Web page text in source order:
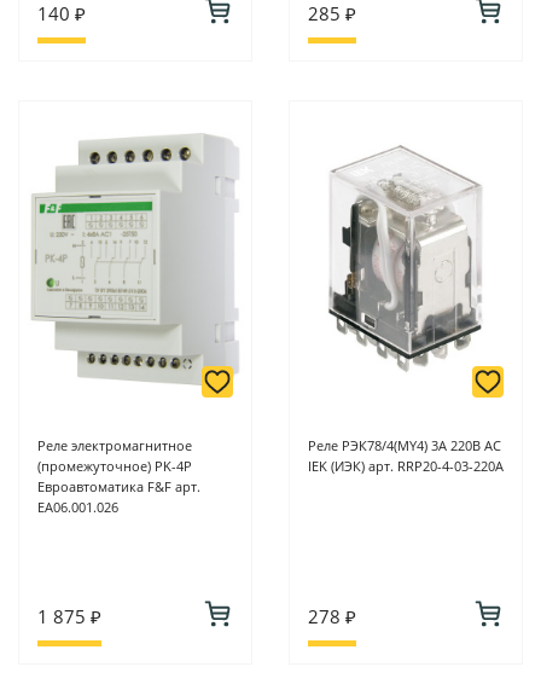
140 ₽ 285 ₽
Реле электромагнитное
(промежуточное) PK-4P
Евроавтоматика F&F арт.
EA06.001.026
1 875 ₽
Реле РЭК78/4(MY4) 3А 220В АC
IEK (ИЭК) арт. RRP20-4-03-220A
278 ₽